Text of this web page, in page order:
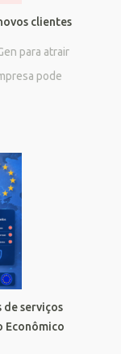
clientes
para atrair
pode
serviços
Econômico